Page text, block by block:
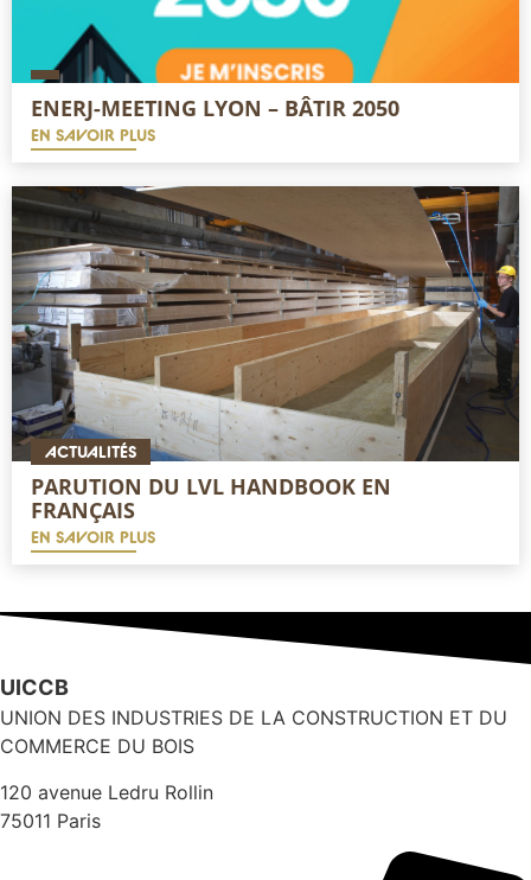
ENERJ-MEETING LYON – BÂTIR 2050
EN SAVOIR PLUS
ACTUALITÉS
PARUTION DU LVL HANDBOOK EN
FRANÇAIS
EN SAVOIR PLUS
UICCB
UNION DES INDUSTRIES DE LA CONSTRUCTION ET DU
COMMERCE DU BOIS
120 avenue Ledru Rollin
75011 Paris